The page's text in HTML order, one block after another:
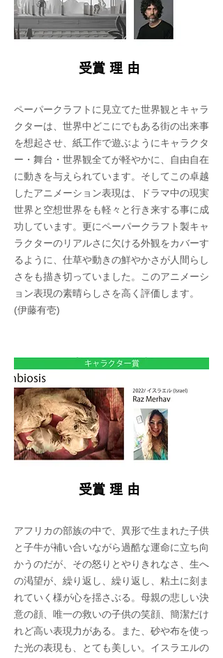
​受賞理由
ペーパークラフトに見立てた世界観とキャラ
クターは、世界中どこにでもある街の出来事
を想起させ、紙工作で遊ぶようにキャラクタ
ー・舞台・世界観全てが軽やかに、自由自在
に動きを与えられています。そしてこの卓越
したアニメーション表現は、ドラマ中の現実
世界と空想世界をも軽々と行き来する事に成
功しています。更にペーパークラフト製キャ
ラクターのリアルさに欠ける外観をカバーす
るように、仕草や動きの鮮やかさが人間らし
さをも描き切っていました。このアニメーシ
ョン表現の素晴らしさを高く評価します。
(伊藤有壱)
​受賞理由
アフリカの部族の中で、異形で生まれた子供
と子牛が補い合いながら過酷な運命に立ち向
かうのだが、その怒りとやりきれなさ、生へ
の渇望が、繰り返し、繰り返し、粘土に刻ま
れていく様が心を揺さぶる。母親の悲しい決
意の顔、唯一の救いの子供の笑顔、簡潔だけ
れど高い表現力がある。また、砂や布を使っ
た光の表現も、とても美しい。イスラエルの